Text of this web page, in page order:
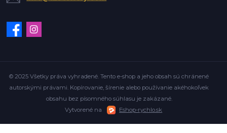
© 2025 Všetky práva vyhradené. Tento e-shop a jeho obsah sú chránené
autorskými právami. Kopírovanie, šírenie alebo používanie akéhokoľvek
obsahu bez písomného súhlasu je zakázané.
Vytvorené na
Eshop-rychlo.sk